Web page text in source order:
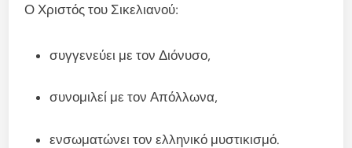
Ο Χριστός του Σικελιανού:
συγγενεύει με τον Διόνυσο,
συνομιλεί με τον Απόλλωνα,
ενσωματώνει τον ελληνικό μυστικισμό.